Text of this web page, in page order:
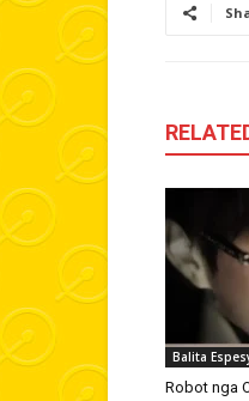
Balita
Robot nga